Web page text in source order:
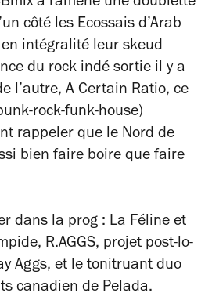
a ramené une doublette
côté les Ecossais d’Arab
intégralité leur skeud
du rock indé sortie il y a
l’autre, A Certain Ratio, ce
rock-funk-house)
rappeler que le Nord de
bien faire boire que faire
dans la prog : La Féline et
R.AGGS, projet post-lo-
Aggs, et le tonitruant duo
canadien de Pelada.